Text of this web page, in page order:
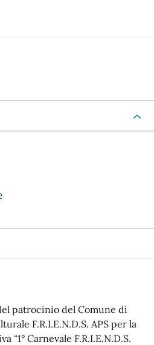
patrocinio del Comune di
F.R.I.E.N.D.S. APS per la
“1° Carnevale F.R.I.E.N.D.S.